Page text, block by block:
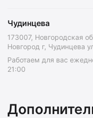
Чудинцева
173007, Новгородская
Новгород г, Чудинцева
Работаем для вас
21:00